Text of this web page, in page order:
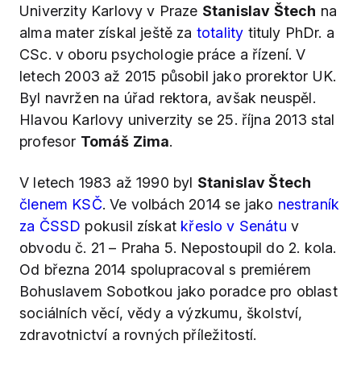
Univerzity Karlovy v Praze Stanislav Štech na
alma mater získal ještě za totality tituly PhDr. a
CSc. v oboru psychologie práce a řízení. V
letech 2003 až 2015 působil jako prorektor UK.
Byl navržen na úřad rektora, avšak neuspěl.
Hlavou Karlovy univerzity se 25. října 2013 stal
profesor Tomáš Zima.
V letech 1983 až 1990 byl Stanislav Štech
členem KSČ. Ve volbách 2014 se jako nestraník
za ČSSD pokusil získat křeslo v Senátu v
obvodu č. 21 – Praha 5. Nepostoupil do 2. kola.
Od března 2014 spolupracoval s premiérem
Bohuslavem Sobotkou jako poradce pro oblast
sociálních věcí, vědy a výzkumu, školství,
zdravotnictví a rovných příležitostí.